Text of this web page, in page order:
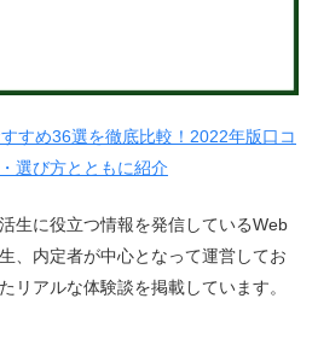
すめ36選を徹底比較！2022年版口コ
選び方とともに紹介
生に役立つ情報を発信しているWeb
、内定者が中心となって運営してお
リアルな体験談を掲載しています。